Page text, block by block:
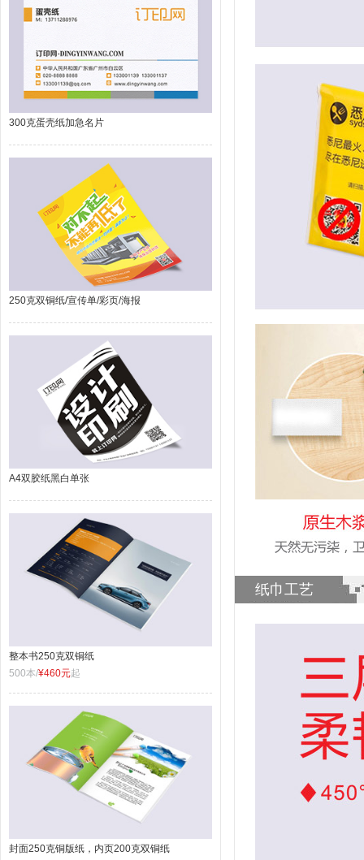
300克蛋壳纸加急名片
250克双铜纸/宣传单/彩页/海报
A4双胶纸黑白单张
整本书250克双铜纸
500本/¥460元起
封面250克铜版纸，内页200克双铜纸
纸巾工艺